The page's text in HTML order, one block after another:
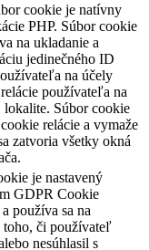
cookie je natívny
PHP. Súbor cookie
na ukladanie a
jedinečného ID
na účely
používateľa na
lokalite. Súbor cookie
relácie a vymaže
zatvoria všetky okná
je nastavený
GDPR Cookie
používa sa na
toho, či používateľ
nesúhlasil s